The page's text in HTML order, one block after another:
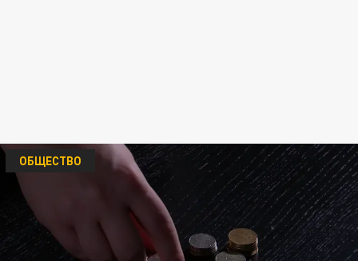
ОБЩЕСТВО